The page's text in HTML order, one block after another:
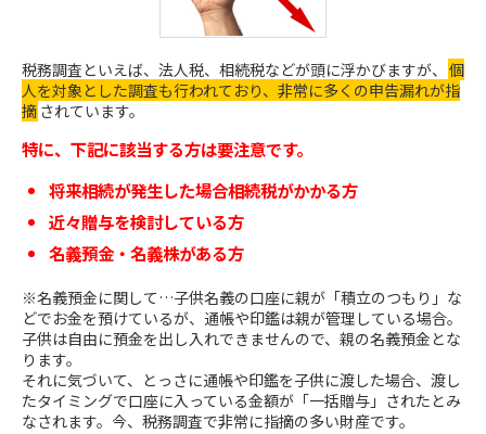
税務調査といえば、法人税、相続税などが頭に浮かびますが、 個
人を対象とした調査も行われており、非常に多くの申告漏れが指
摘 されています。
特に、下記に該当する方は要注意です。
将来相続が発生した場合相続税がかかる方
近々贈与を検討している方
名義預金・名義株がある方
※名義預金に関して…子供名義の口座に親が「積立のつもり」な
どでお金を預けているが、通帳や印鑑は親が管理している場合。
子供は自由に預金を出し入れできませんので、親の名義預金とな
ります。
それに気づいて、とっさに通帳や印鑑を子供に渡した場合、渡し
たタイミングで口座に入っている金額が「一括贈与」されたとみ
なされます。今、税務調査で非常に指摘の多い財産です。